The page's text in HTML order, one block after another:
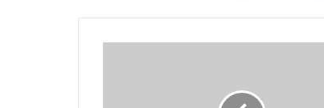
محكمة التحكيم الرياضي تحدد 8أكتوبر